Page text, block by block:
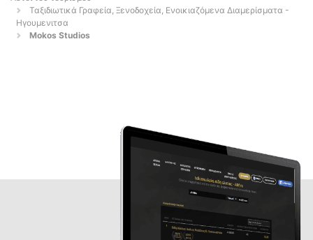
Ταξιδιωτικά Γραφεία, Ξενοδοχεία, Ενοικιαζόμενα Διαμερίσματα -
Ηγουμενιτσα
Mokos Studios